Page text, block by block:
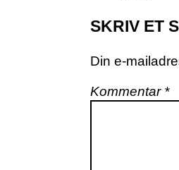
SKRIV ET
Din e-
Kommentar *